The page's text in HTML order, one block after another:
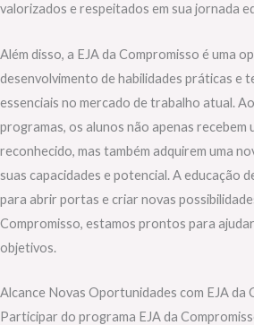
valorizados e respeitados em sua jornada
Além disso, a EJA da Compromisso é uma
desenvolvimento de habilidades práticas e
essenciais no mercado de trabalho atual.
programas, os alunos não apenas recebem
reconhecido, mas também adquirem uma
suas capacidades e potencial. A educação
para abrir portas e criar novas
Compromisso, estamos prontos para
objetivos.
Alcance Novas Oportunidades com EJA da
Participar do programa EJA da